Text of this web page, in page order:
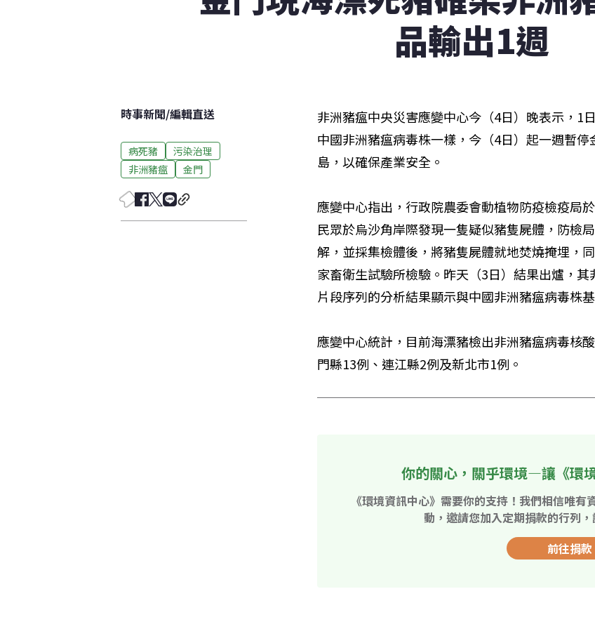
品輸出1週
時事新聞/編輯直送
病死豬
污染治理
非洲豬瘟
金門
非洲豬瘟中央災害應變中心今（4日）晚表示，1
中國非洲豬瘟病毒株一樣，今（4日）起一週暫
島，以確保產業安全。
應變中心指出，行政院農委會動植物防疫檢疫局
民眾於烏沙角岸際發現一隻疑似豬隻屍體，防檢
解，並採集檢體後，將豬隻屍體就地焚燒掩埋，
家畜衛生試驗所檢驗。昨天（3日）結果出爐，
片段序列的分析結果顯示與中國非洲豬瘟病毒株
應變中心統計，目前海漂豬檢出非洲豬瘟病毒核
門縣13例、連江縣2例及新北市1例。
你的關心，關乎環境—讓《環
《環境資訊中心》需要你的支持！我們相信唯
動，邀請您加入定期捐款的行列
前往捐款